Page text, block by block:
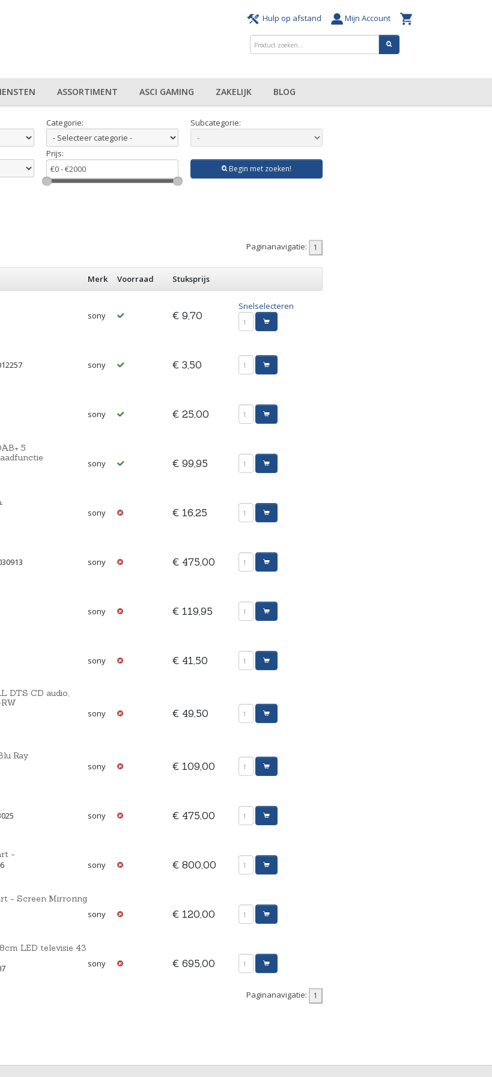
Hulp op afstand Mijn Account
ASSORTIMENT ASCI GAMING ZAKELIJK BLOG
Categorie: Subcategorie:
Prijs:
Begin met zoeken!
Paginanavigatie:
Merk Voorraad Stuksprijs
sony € 9,70
Snelselecteren
sony € 3,50
sony € 25,00
5
sony € 99,95
sony € 16,25
sony € 475,00
sony € 119,95
sony € 41,50
DTS CD audio,
sony € 49,50
Ray
sony € 109,00
sony € 475,00
-
sony € 800,00
- Screen Mirroring
sony € 120,00
LED televisie 43
sony € 695,00
Paginanavigatie: